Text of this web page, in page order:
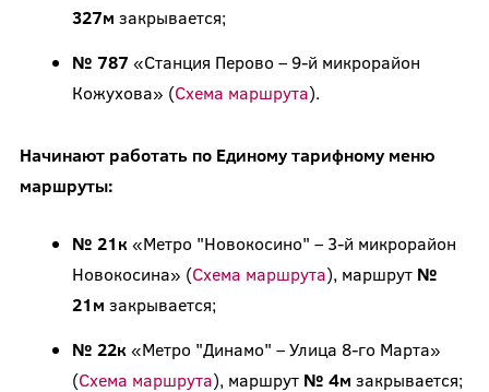
327м закрывается;
№ 787 «Станция Перово – 9-й микрорайон
Кожухова» (Схема маршрута).
Начинают работать по Единому тарифному меню
маршруты:
№ 21к «Метро "Новокосино" – 3-й микрорайон
Новокосина» (Схема маршрута), маршрут №
21м закрывается;
№ 22к «Метро "Динамо" – Улица 8-го Марта»
(Схема маршрута), маршрут № 4м закрывается;